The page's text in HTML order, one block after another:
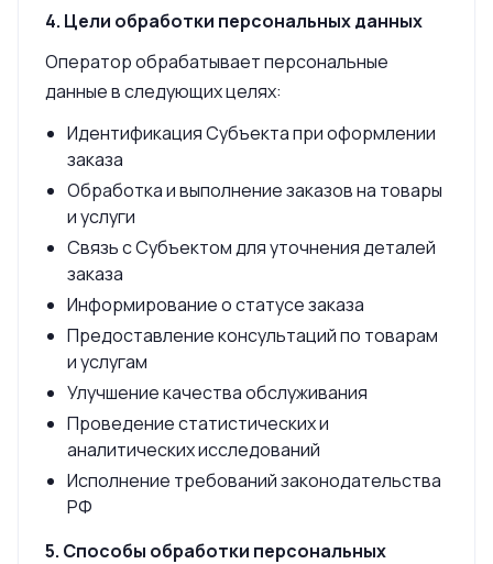
4. Цели обработки персональных данных
Оператор обрабатывает персональные
данные в следующих целях:
Идентификация Субъекта при оформлении
заказа
Обработка и выполнение заказов на товары
и услуги
Связь с Субъектом для уточнения деталей
заказа
Информирование о статусе заказа
Предоставление консультаций по товарам
и услугам
Улучшение качества обслуживания
Проведение статистических и
аналитических исследований
Исполнение требований законодательства
РФ
5. Способы обработки персональных